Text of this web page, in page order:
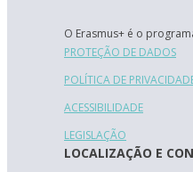
O Erasmus+ é o
PROTEÇÃO DE DADOS
POLÍTICA DE
ACESSIBILIDADE
LEGISLAÇÃO
LOCALIZAÇÃO E